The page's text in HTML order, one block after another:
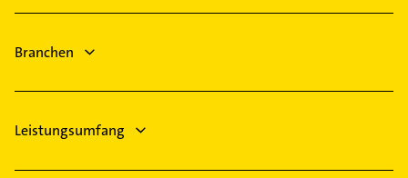
Fenster
Dachdecker
Immobilien
Arzt
Branchen
Leistungsumfang